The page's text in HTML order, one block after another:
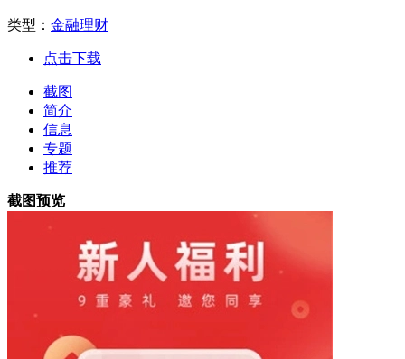
类型： 金融理财
点击下载
截图
简介
信息
专题
推荐
截图预览